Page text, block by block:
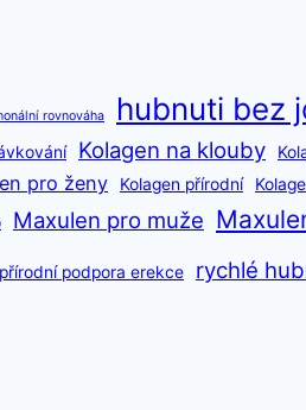
rovnováha hubnuti bez
Kolagen na klouby
pro ženy Kolagen přírodní
Maxulen pro muže
přírodní podpora erekce rychlé